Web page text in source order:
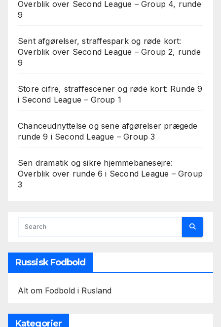
Overblik over Second League – Group 4, runde
9
Sent afgørelser, straffespark og røde kort:
Overblik over Second League – Group 2, runde
9
Store cifre, straffescener og røde kort: Runde 9
i Second League – Group 1
Chanceudnyttelse og sene afgørelser prægede
runde 9 i Second League – Group 3
Sen dramatik og sikre hjemmebanesejre:
Overblik over runde 6 i Second League – Group
3
Russisk Fodbold
Alt om Fodbold i Rusland
Kategorier